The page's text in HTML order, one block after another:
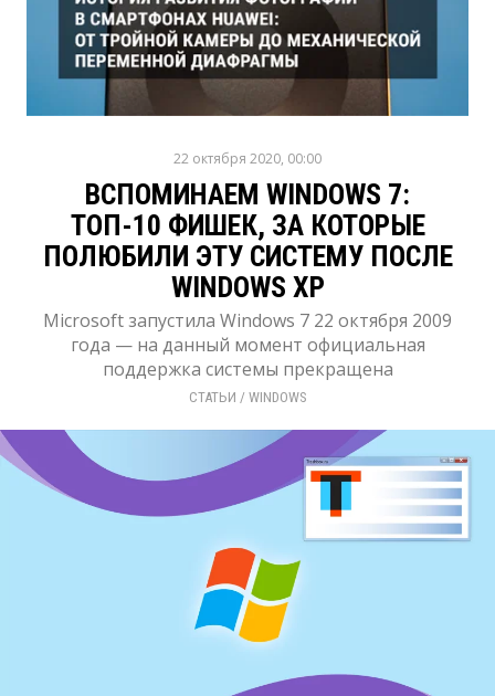
22 октября 2020, 00:00
ВСПОМИНАЕМ WINDOWS 7:
ТОП-10 ФИШЕК, ЗА КОТОРЫЕ
ПОЛЮБИЛИ ЭТУ СИСТЕМУ ПОСЛЕ
WINDOWS XP
Microsoft запустила Windows 7 22 октября 2009
года — на данный момент официальная
поддержка системы прекращена
СТАТЬИ / WINDOWS